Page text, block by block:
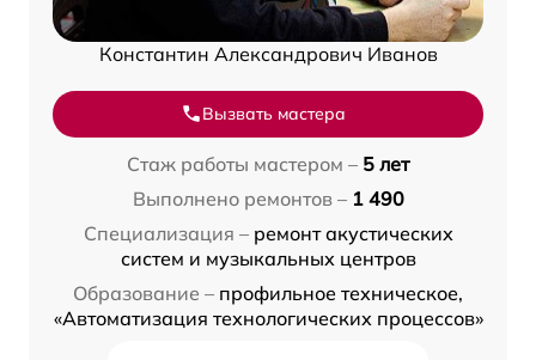
Константин Александрович Иванов
Вызвать мастера
Стаж работы мастером – 5 лет
Выполнено ремонтов – 1 490
Специализация – ремонт акустических
систем и музыкальных центров
Образование – профильное техническое,
«Автоматизация технологических процессов»